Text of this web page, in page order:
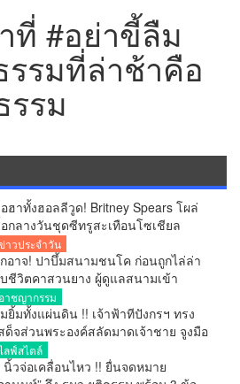
ที่ #อย่าขี้ลืม
รมที่ล่าช้าคือ
รม
ฮาทั้งฮอลลีวูด! Britney Spears โผล่
กลางวันชุดซีทรูสะเทือนโซเชียล
าวประจำวัน
อาจ! ปาบึ้มสนามชนโค ก่อนถูกไล่ล่า
ชีวิตคาสวนยาง ผู้ดูแลสนามเข้า
มอบตัว
อาชญากรรม
ยิ้มทั้งแผ่นดิน !! เจ้าฟ้าทีปังกรฯ ทรง
ด็จส่วนพระองค์สลัดมาดเจ้าชาย จูงมือ
ระสหายสนิทชาวญี่ปุ่นเปิดตัวหวานชื่น
างกรุง ประกาศชัดเจน “ผมกำลังจีบอยู่”
ลฟ์สไตล์
นิ้วจ่อเคลื่อนไหว !! ยื่นจดหมาย